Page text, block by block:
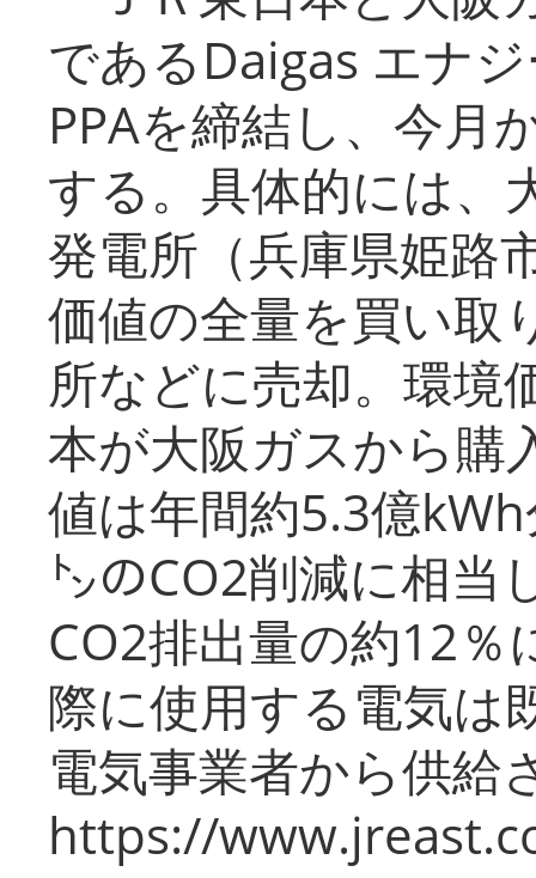
であるDaigas エナ
PPAを締結し、今月
する。具体的には、
発電所（兵庫県姫路
価値の全量を買い取
所などに売却。環境
本が大阪ガスから購
値は年間約5.3億
㌧のCO2削減に相当
CO2排出量の約12％
際に使用する電気は
電気事業者から供給
https://